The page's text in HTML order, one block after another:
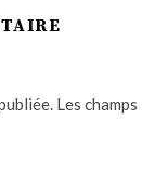
Les champs